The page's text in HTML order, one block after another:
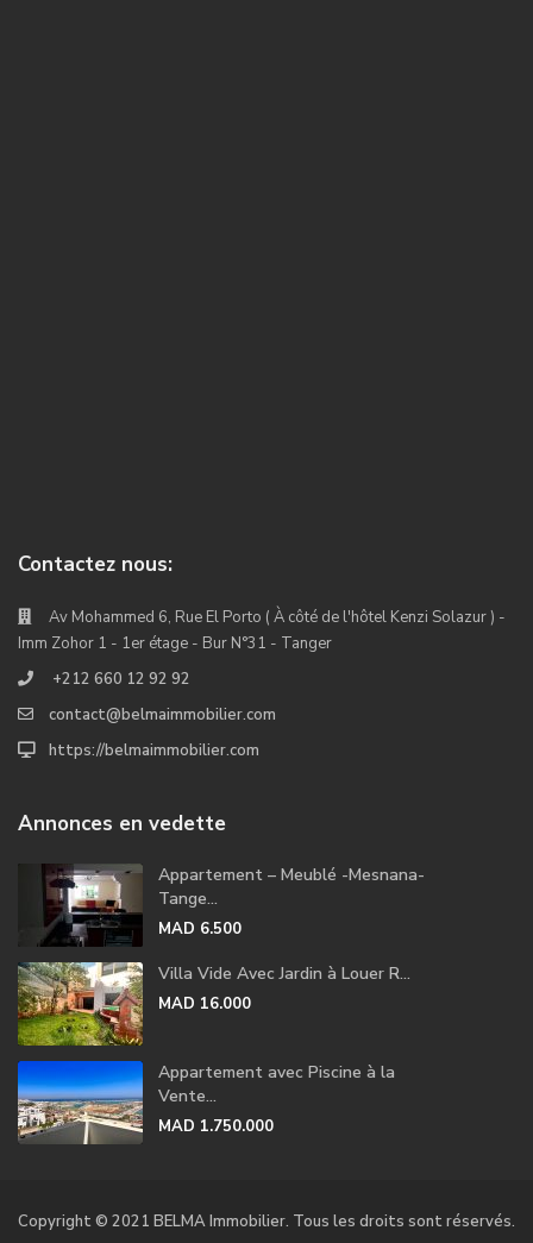
Contactez nous:
Av Mohammed 6, Rue El Porto ( À côté de l'hôtel Kenzi Solazur ) -
Imm Zohor 1 - 1er étage - Bur N°31 - Tanger
+212 660 12 92 92
contact@belmaimmobilier.com
https://belmaimmobilier.com
Annonces en vedette
Appartement – Meublé -Mesnana-
Tange...
MAD 6.500
Villa Vide Avec Jardin à Louer R...
MAD 16.000
Appartement avec Piscine à la
Vente...
MAD 1.750.000
Copyright © 2021 BELMA Immobilier. Tous les droits sont réservés.